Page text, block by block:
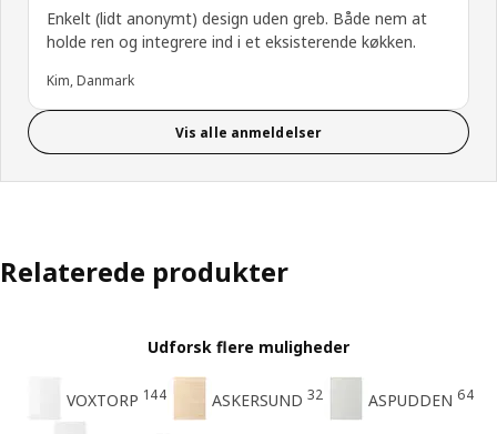
Enkelt (lidt anonymt) design uden greb. Både nem at
holde ren og integrere ind i et eksisterende køkken.
Kim, Danmark
Vis alle anmeldelser
Relaterede produkter
Udforsk flere muligheder
VOXTORP 144 ASKERSUND 32 ASPUDDEN 64